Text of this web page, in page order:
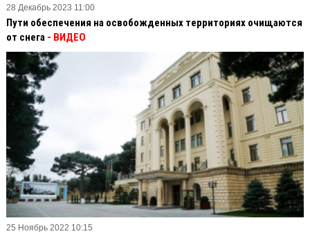
28 Декабрь 2023 11:00
Пути обеспечения на освобожденных территориях очищаются
от снега - ВИДЕО
25 Ноябрь 2022 10:15